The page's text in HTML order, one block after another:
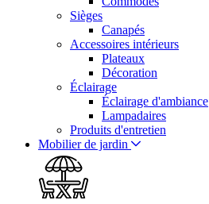
Sièges
Canapés
Accessoires intérieurs
Plateaux
Décoration
Éclairage
Éclairage d'ambiance
Lampadaires
Produits d'entretien
Mobilier de jardin